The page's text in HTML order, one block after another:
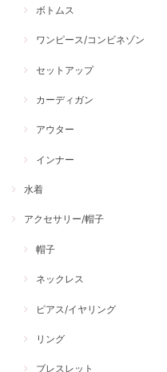
ボトムス
ワンピース/コンビネゾン
セットアップ
カーディガン
アウター
インナー
水着
アクセサリー/帽子
帽子
ネックレス
ピアス/イヤリング
リング
ブレスレット